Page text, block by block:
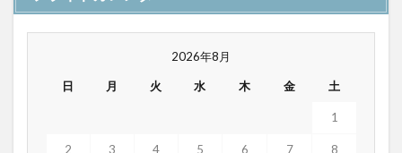
2026年8月
日 月 火 水 木 金 土
1
2 3 4 5 6 7 8